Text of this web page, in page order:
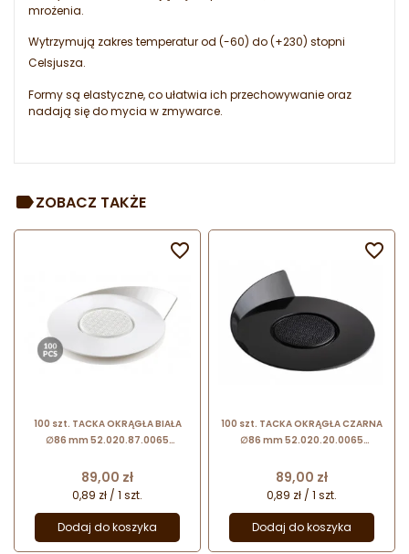
mrożenia.
Wytrzymują zakres temperatur od (-60) do (+230) stopni
Celsjusza.
Formy są elastyczne, co ułatwia ich przechowywanie oraz
nadają się do mycia w zmywarce.
ZOBACZ TAKŻE
100 szt. TACKA OKRĄGŁA BIAŁA
∅86 mm 52.020.87.0065
Cena
89,00 zł
0,89 zł / 1 szt.
Dodaj do koszyka

100 szt. TACKA OKRĄGŁA CZARNA
∅86 mm 52.020.20.0065
Cena
89,00 zł
0,89 zł / 1 szt.
Dodaj do koszyka
